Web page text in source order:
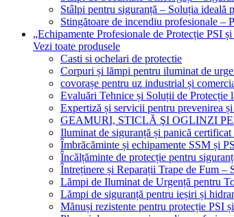
Stâlpi pentru siguranță – Soluția ideală
Stingătoare de incendiu profesionale –
„Echipamente Profesionale de Protecție PSI
Vezi toate produsele
Casti si ochelari de protectie
Corpuri și lămpi pentru iluminat de
covorașe pentru uz industrial și
Evaluări Tehnice și Soluții de Protecție
Expertiză și servicii pentru prevenirea
GEAMURI, STICLĂ ŞI OGLINZI
Iluminat de siguranță și panică
Îmbrăcăminte și echipamente SSM și
Încălțăminte de protecție pentru
Întreținere și Reparații Trape de Fum –
Lămpi de Iluminat de Urgență pentru
Lămpi de siguranță pentru ieșiri și
Mănuși rezistente pentru protecție PSI